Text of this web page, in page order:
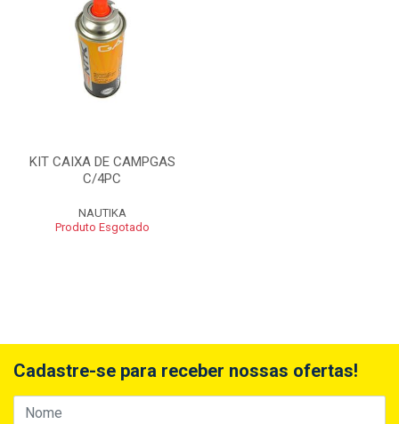
KIT CAIXA DE CAMPGAS
C/4PC
NAUTIKA
Produto Esgotado
Cadastre-se para receber nossas ofertas!